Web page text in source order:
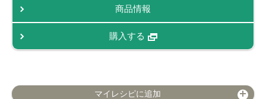
商品情報
購入する
マイレシピに追加